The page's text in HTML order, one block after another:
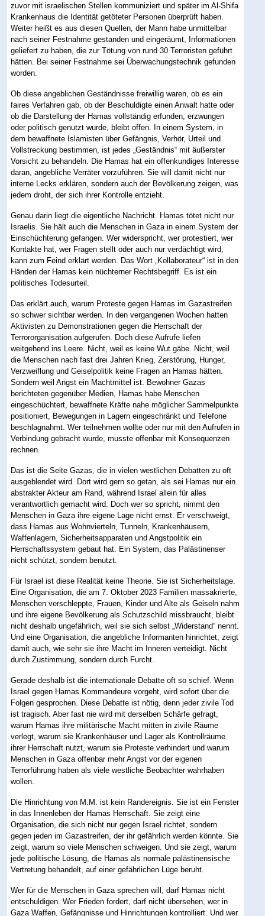
zuvor mit israelischen Stellen kommuniziert und später im Al-Shifa
Krankenhaus die Identität getöteter Personen überprüft haben.
Weiter heißt es aus diesen Quellen, der Mann habe unmittelbar
nach seiner Festnahme gestanden und eingeräumt, Informationen
geliefert zu haben, die zur Tötung von rund 30 Terroristen geführt
hätten. Bei seiner Festnahme sei Überwachungstechnik gefunden
worden.
Ob diese angeblichen Geständnisse freiwillig waren, ob es ein
faires Verfahren gab, ob der Beschuldigte einen Anwalt hatte oder
ob die Darstellung der Hamas vollständig erfunden, erzwungen
oder politisch genutzt wurde, bleibt offen. In einem System, in
dem bewaffnete Islamisten über Gefängnis, Verhör, Urteil und
Vollstreckung bestimmen, ist jedes „Geständnis“ mit äußerster
Vorsicht zu behandeln. Die Hamas hat ein offenkundiges Interesse
daran, angebliche Verräter vorzuführen. Sie will damit nicht nur
interne Lecks erklären, sondern auch der Bevölkerung zeigen, was
jedem droht, der sich ihrer Kontrolle entzieht.
Genau darin liegt die eigentliche Nachricht. Hamas tötet nicht nur
Israelis. Sie hält auch die Menschen in Gaza in einem System der
Einschüchterung gefangen. Wer widerspricht, wer protestiert, wer
Kontakte hat, wer Fragen stellt oder auch nur verdächtigt wird,
kann zum Feind erklärt werden. Das Wort „Kollaborateur“ ist in den
Händen der Hamas kein nüchterner Rechtsbegriff. Es ist ein
politisches Todesurteil.
Das erklärt auch, warum Proteste gegen Hamas im Gazastreifen
so schwer sichtbar werden. In den vergangenen Wochen hatten
Aktivisten zu Demonstrationen gegen die Herrschaft der
Terrororganisation aufgerufen. Doch diese Aufrufe liefen
weitgehend ins Leere. Nicht, weil es keine Wut gäbe. Nicht, weil
die Menschen nach fast drei Jahren Krieg, Zerstörung, Hunger,
Verzweiflung und Geiselpolitik keine Fragen an Hamas hätten.
Sondern weil Angst ein Machtmittel ist. Bewohner Gazas
berichteten gegenüber Medien, Hamas habe Menschen
eingeschüchtert, bewaffnete Kräfte nahe möglicher Sammelpunkte
positioniert, Bewegungen in Lagern eingeschränkt und Telefone
beschlagnahmt. Wer teilnehmen wollte oder nur mit den Aufrufen in
Verbindung gebracht wurde, musste offenbar mit Konsequenzen
rechnen.
Das ist die Seite Gazas, die in vielen westlichen Debatten zu oft
ausgeblendet wird. Dort wird gern so getan, als sei Hamas nur ein
abstrakter Akteur am Rand, während Israel allein für alles
verantwortlich gemacht wird. Doch wer so spricht, nimmt den
Menschen in Gaza ihre eigene Lage nicht ernst. Er verschweigt,
dass Hamas aus Wohnvierteln, Tunneln, Krankenhäusern,
Waffenlagern, Sicherheitsapparaten und Angstpolitik ein
Herrschaftssystem gebaut hat. Ein System, das Palästinenser
nicht schützt, sondern benutzt.
Für Israel ist diese Realität keine Theorie. Sie ist Sicherheitslage.
Eine Organisation, die am 7. Oktober 2023 Familien massakrierte,
Menschen verschleppte, Frauen, Kinder und Alte als Geiseln nahm
und ihre eigene Bevölkerung als Schutzschild missbraucht, bleibt
nicht deshalb ungefährlich, weil sie sich selbst „Widerstand“ nennt.
Und eine Organisation, die angebliche Informanten hinrichtet, zeigt
damit auch, wie sehr sie ihre Macht im Inneren verteidigt. Nicht
durch Zustimmung, sondern durch Furcht.
Gerade deshalb ist die internationale Debatte oft so schief. Wenn
Israel gegen Hamas Kommandeure vorgeht, wird sofort über die
Folgen gesprochen. Diese Debatte ist nötig, denn jeder zivile Tod
ist tragisch. Aber fast nie wird mit derselben Schärfe gefragt,
warum Hamas ihre militärische Macht mitten in zivile Räume
verlegt, warum sie Krankenhäuser und Lager als Kontrollräume
ihrer Herrschaft nutzt, warum sie Proteste verhindert und warum
Menschen in Gaza offenbar mehr Angst vor der eigenen
Terrorführung haben als viele westliche Beobachter wahrhaben
wollen.
Die Hinrichtung von M.M. ist kein Randereignis. Sie ist ein Fenster
in das Innenleben der Hamas Herrschaft. Sie zeigt eine
Organisation, die sich nicht nur gegen Israel richtet, sondern
gegen jeden im Gazastreifen, der ihr gefährlich werden könnte. Sie
zeigt, warum so viele Menschen schweigen. Und sie zeigt, warum
jede politische Lösung, die Hamas als normale palästinensische
Vertretung behandelt, auf einer gefährlichen Lüge beruht.
Wer für die Menschen in Gaza sprechen will, darf Hamas nicht
entschuldigen. Wer Frieden fordert, darf nicht übersehen, wer in
Gaza Waffen, Gefängnisse und Hinrichtungen kontrolliert. Und wer